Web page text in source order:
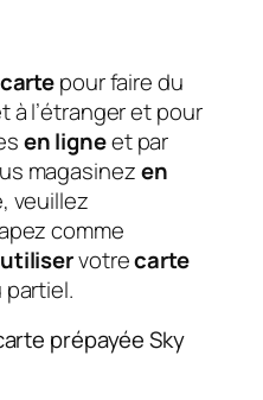
cartepour faire du
à l’étranger et pour
en ligneet par
magasinezen
veuillez
comme
votrecarte
prépayée Sky